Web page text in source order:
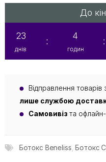
До
23
днів
:
4
годин
:
Відправлення товарів
лише службою
Самовивіз та
Ботокс Beneliss,Ботокс